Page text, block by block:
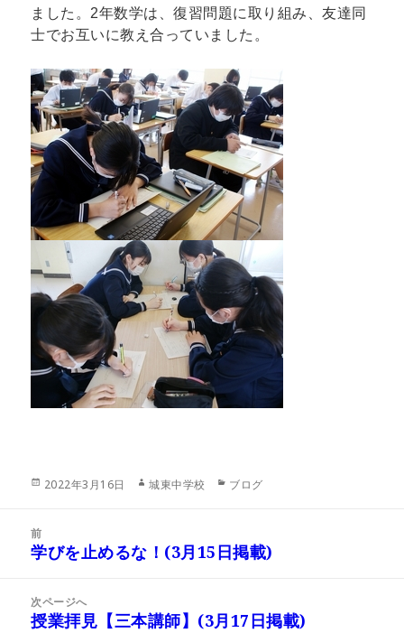
ました。2年数学は、復習問題に取り組み、友達同
士でお互いに教え合っていました。
投
2022年3月16日
作
城東中学校
カ
ー
ブログ
前
前
投
稿:
学びを止めるな！(3月15日掲載)
次ページへ
次
授業拝見【三本講師】(3月17日掲載)